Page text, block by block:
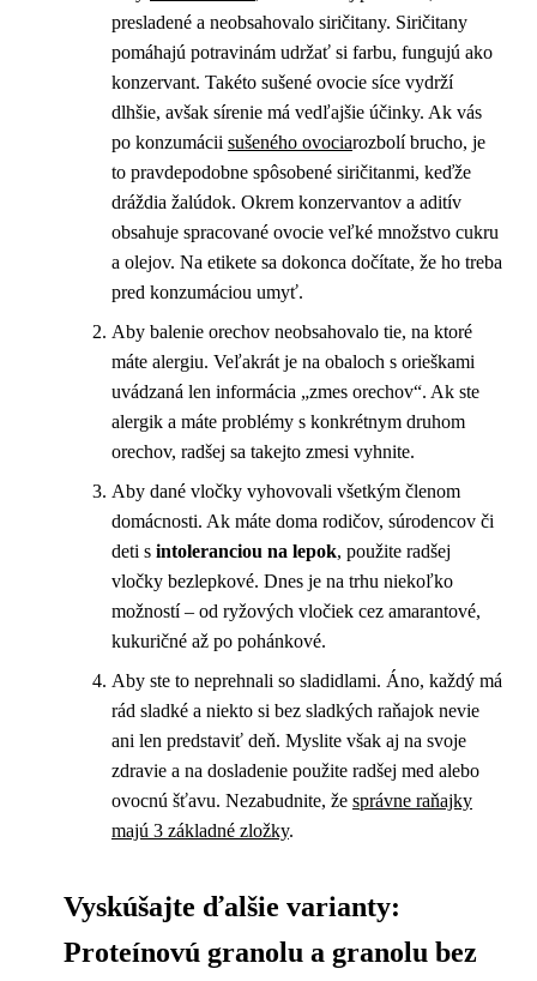
presladené a neobsahovalo siričitany. Siričitany
pomáhajú potravinám udržať si farbu, fungujú ako
konzervant. Takéto sušené ovocie síce vydrží
dlhšie, avšak sírenie má vedľajšie účinky. Ak vás
po konzumácii sušeného ovociarozbolí brucho, je
to pravdepodobne spôsobené siričitanmi, keďže
dráždia žalúdok. Okrem konzervantov a aditív
obsahuje spracované ovocie veľké množstvo cukru
a olejov. Na etikete sa dokonca dočítate, že ho treba
pred konzumáciou umyť.
Aby balenie orechov neobsahovalo tie, na ktoré
máte alergiu. Veľakrát je na obaloch s orieškami
uvádzaná len informácia „zmes orechov“. Ak ste
alergik a máte problémy s konkrétnym druhom
orechov, radšej sa takejto zmesi vyhnite.
Aby dané vločky vyhovovali všetkým členom
domácnosti. Ak máte doma rodičov, súrodencov či
deti s intoleranciou na lepok, použite radšej
vločky bezlepkové. Dnes je na trhu niekoľko
možností – od ryžových vločiek cez amarantové,
kukuričné až po pohánkové.
Aby ste to neprehnali so sladidlami. Áno, každý má
rád sladké a niekto si bez sladkých raňajok nevie
ani len predstaviť deň. Myslite však aj na svoje
zdravie a na dosladenie použite radšej med alebo
ovocnú šťavu. Nezabudnite, že správne raňajky
majú 3 základné zložky.
Vyskúšajte ďalšie varianty:
Proteínovú granolu a granolu bez